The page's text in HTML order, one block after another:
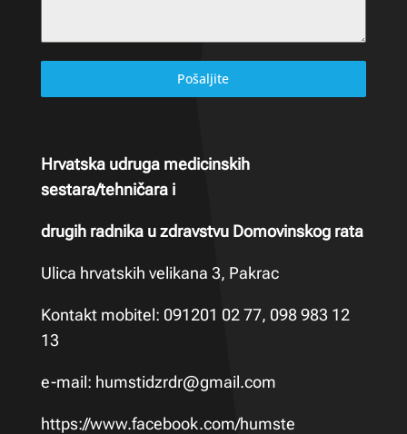
Pošaljite
Hrvatska udruga medicinskih
sestara/tehničara i
drugih radnika u zdravstvu Domovinskog rata
Ulica hrvatskih velikana 3, Pakrac
Kontakt mobitel: 091201 02 77, 098 983 12
13
e-mail: humstidzrdr@gmail.com
https://www.facebook.com/humste